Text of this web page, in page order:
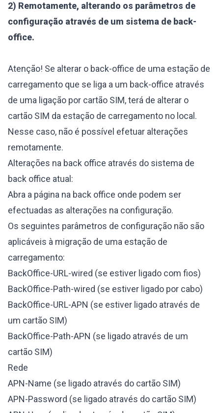
2) Remotamente, alterando os parâmetros de
configuração através de um sistema de back-
office.
Atenção! Se alterar o back-office de uma estação de
carregamento que se liga a um back-office através
de uma ligação por cartão SIM, terá de alterar o
cartão SIM da estação de carregamento no local.
Nesse caso, não é possível efetuar alterações
remotamente.
Alterações na back office através do sistema de
back office atual:
Abra a página na back office onde podem ser
efectuadas as alterações na configuração.
Os seguintes parâmetros de configuração não são
aplicáveis à migração de uma estação de
carregamento:
BackOffice-URL-wired (se estiver ligado com fios)
BackOffice-Path-wired (se estiver ligado por cabo)
BackOffice-URL-APN (se estiver ligado através de
um cartão SIM)
BackOffice-Path-APN (se ligado através de um
cartão SIM)
Rede
APN-Name (se ligado através do cartão SIM)
APN-Password (se ligado através do cartão SIM)